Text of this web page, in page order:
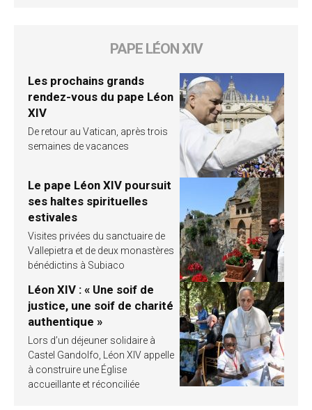
PAPE LÉON XIV
Les prochains grands
rendez-vous du pape Léon
XIV
De retour au Vatican, après trois
semaines de vacances
Le pape Léon XIV poursuit
ses haltes spirituelles
estivales
Visites privées du sanctuaire de
Vallepietra et de deux monastères
bénédictins à Subiaco
Léon XIV : « Une soif de
justice, une soif de charité
authentique »
Lors d’un déjeuner solidaire à
Castel Gandolfo, Léon XIV appelle
à construire une Église
accueillante et réconciliée